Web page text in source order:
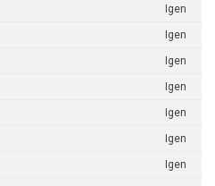
Igen
Igen
Igen
Igen
Igen
Igen
Igen